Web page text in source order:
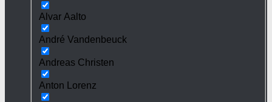
Alvar Aalto
André Vandenbeuck
Andreas Christen
Anton Lorenz